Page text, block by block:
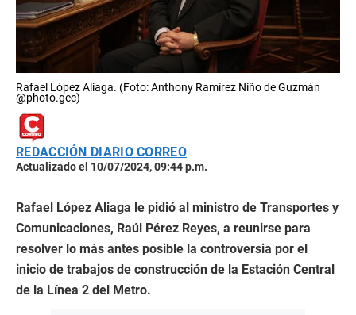
Rafael López Aliaga. (Foto: Anthony Ramírez Niño de Guzmán
@photo.gec)
REDACCIÓN DIARIO CORREO
Actualizado el 10/07/2024, 09:44 p.m.
Rafael López Aliaga le pidió al ministro de Transportes y
Comunicaciones, Raúl Pérez Reyes, a reunirse para
resolver lo más antes posible la controversia por el
inicio de trabajos de construcción de la Estación Central
de la Línea 2 del Metro.